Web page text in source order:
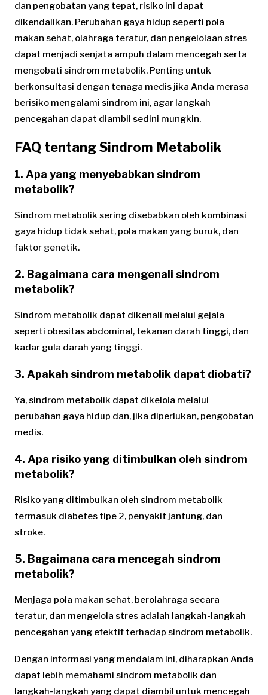
dan pengobatan yang tepat, risiko ini dapat
dikendalikan. Perubahan gaya hidup seperti pola
makan sehat, olahraga teratur, dan pengelolaan stres
dapat menjadi senjata ampuh dalam mencegah serta
mengobati sindrom metabolik. Penting untuk
berkonsultasi dengan tenaga medis jika Anda merasa
berisiko mengalami sindrom ini, agar langkah
pencegahan dapat diambil sedini mungkin.
FAQ tentang Sindrom Metabolik
1. Apa yang menyebabkan sindrom
metabolik?
Sindrom metabolik sering disebabkan oleh kombinasi
gaya hidup tidak sehat, pola makan yang buruk, dan
faktor genetik.
2. Bagaimana cara mengenali sindrom
metabolik?
Sindrom metabolik dapat dikenali melalui gejala
seperti obesitas abdominal, tekanan darah tinggi, dan
kadar gula darah yang tinggi.
3. Apakah sindrom metabolik dapat diobati?
Ya, sindrom metabolik dapat dikelola melalui
perubahan gaya hidup dan, jika diperlukan, pengobatan
medis.
4. Apa risiko yang ditimbulkan oleh sindrom
metabolik?
Risiko yang ditimbulkan oleh sindrom metabolik
termasuk diabetes tipe 2, penyakit jantung, dan
stroke.
5. Bagaimana cara mencegah sindrom
metabolik?
Menjaga pola makan sehat, berolahraga secara
teratur, dan mengelola stres adalah langkah-langkah
pencegahan yang efektif terhadap sindrom metabolik.
Dengan informasi yang mendalam ini, diharapkan Anda
dapat lebih memahami sindrom metabolik dan
langkah-langkah yang dapat diambil untuk mencegah